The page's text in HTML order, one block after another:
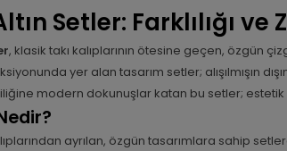
Setler: Farklılığı
, klasik takı kalıplarının ötesine geçen, özgün
yer alan tasarım setler; alışılmışın
modern dokunuşlar katan bu setler;
ayrılan, özgün tasarımlara sahip